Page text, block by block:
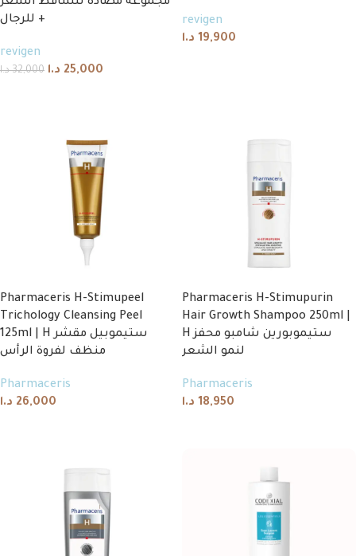
للرجال +
revigen
32,000 د.ا 25,000 د.ا
revigen
19,900 د.ا
Pharmaceris H-Stimupeel
Trichology Cleansing Peel
125ml | H ستيموبيل مقشر
منظف لفروة الرأس
Pharmaceris
26,000 د.ا
Pharmaceris H-Stimupurin
Hair Growth Shampoo 250ml |
H ستيموبورين شامبو محفز
لنمو الشعر
Pharmaceris
18,950 د.ا